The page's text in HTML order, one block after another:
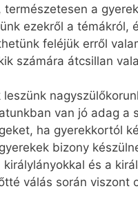
a
ezekről a témákról,
feléjük erről
számára átcsillan
van jó adag a
ha gyerekkortól
bizony
és a
válás során